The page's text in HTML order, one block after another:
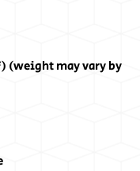
(weight may vary by